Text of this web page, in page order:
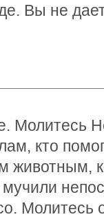
Вы не
Молитесь
кто
животным,
Молитесь